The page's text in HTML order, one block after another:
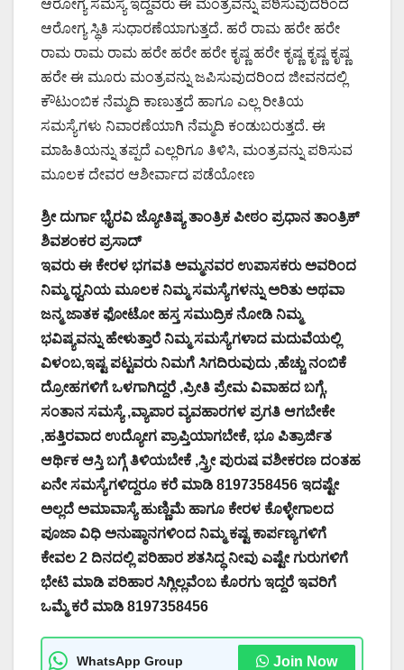
ಆರೋಗ್ಯ ಸಮಸ್ಯೆ ಇದ್ದವರು ಈ ಮಂತ್ರವನ್ನು ಪಠಿಸುವುದರಿಂದ
ಆರೋಗ್ಯ ಸ್ಥಿತಿ ಸುಧಾರಣೆಯಾಗುತ್ತದೆ. ಹರೆ ರಾಮ ಹರೇ ಹರೇ
ರಾಮ ರಾಮ ರಾಮ ಹರೇ ಹರೇ ಹರೇ ಕೃಷ್ಣ ಹರೇ ಕೃಷ್ಣ ಕೃಷ್ಣ ಕೃಷ್ಣ
ಹರೇ ಈ ಮೂರು ಮಂತ್ರವನ್ನು ಜಪಿಸುವುದರಿಂದ ಜೀವನದಲ್ಲಿ
ಕೌಟುಂಬಿಕ ನೆಮ್ಮದಿ ಕಾಣುತ್ತದೆ ಹಾಗೂ ಎಲ್ಲ ರೀತಿಯ
ಸಮಸ್ಯೆಗಳು ನಿವಾರಣೆಯಾಗಿ ನೆಮ್ಮದಿ ಕಂಡುಬರುತ್ತದೆ. ಈ
ಮಾಹಿತಿಯನ್ನು ತಪ್ಪದೆ ಎಲ್ಲರಿಗೂ ತಿಳಿಸಿ, ಮಂತ್ರವನ್ನು ಪಠಿಸುವ
ಮೂಲಕ ದೇವರ ಆಶೀರ್ವಾದ ಪಡೆಯೋಣ
ಶ್ರೀ ದುರ್ಗಾ ಭೈರವಿ ಜ್ಯೋತಿಷ್ಯ ತಾಂತ್ರಿಕ ಪೀಠಂ ಪ್ರಧಾನ ತಾಂತ್ರಿಕ್
ಶಿವಶಂಕರ ಪ್ರಸಾದ್
ಇವರು ಈ ಕೇರಳ ಭಗವತಿ ಅಮ್ಮನವರ ಉಪಾಸಕರು ಅವರಿಂದ
ನಿಮ್ಮ ಧ್ವನಿಯ ಮೂಲಕ ನಿಮ್ಮ ಸಮಸ್ಯೆಗಳನ್ನು ಅರಿತು ಅಥವಾ
ಜನ್ಮ ಜಾತಕ ಫೋಟೋ ಹಸ್ತ ಸಮುದ್ರಿಕ ನೋಡಿ ನಿಮ್ಮ
ಭವಿಷ್ಯವನ್ನು ಹೇಳುತ್ತಾರೆ ನಿಮ್ಮ ಸಮಸ್ಯೆಗಳಾದ ಮದುವೆಯಲ್ಲಿ
ವಿಳಂಬ,ಇಷ್ಟ ಪಟ್ಟವರು ನಿಮಗೆ ಸಿಗದಿರುವುದು ,ಹೆಚ್ಚು ನಂಬಿಕೆ
ದ್ರೋಹಗಳಿಗೆ ಒಳಗಾಗಿದ್ದರೆ ,ಪ್ರೀತಿ ಪ್ರೇಮ ವಿವಾಹದ ಬಗ್ಗೆ,
ಸಂತಾನ ಸಮಸ್ಯೆ ,ವ್ಯಾಪಾರ ವ್ಯವಹಾರಗಳ ಪ್ರಗತಿ ಆಗಬೇಕೇ
,ಹತ್ತಿರವಾದ ಉದ್ಯೋಗ ಪ್ರಾಪ್ತಿಯಾಗಬೇಕೆ, ಭೂ ಪಿತ್ರಾರ್ಜಿತ
ಆರ್ಥಿಕ ಆಸ್ತಿ ಬಗ್ಗೆ ತಿಳಿಯಬೇಕೆ ,ಸ್ತ್ರೀ ಪುರುಷ ವಶೀಕರಣ ದಂತಹ
ಏನೇ ಸಮಸ್ಯೆಗಳಿದ್ದರೂ ಕರೆ ಮಾಡಿ 8197358456 ಇದಷ್ಟೇ
ಅಲ್ಲದೆ ಅಮಾವಾಸ್ಯೆ ಹುಣ್ಣಿಮೆ ಹಾಗೂ ಕೇರಳ ಕೊಳ್ಳೇಗಾಲದ
ಪೂಜಾ ವಿಧಿ ಅನುಷ್ಠಾನಗಳಿಂದ ನಿಮ್ಮ ಕಷ್ಟ ಕಾರ್ಪಣ್ಯಗಳಿಗೆ
ಕೇವಲ 2 ದಿನದಲ್ಲಿ ಪರಿಹಾರ ಶತಸಿದ್ಧ ನೀವು ಎಷ್ಟೇ ಗುರುಗಳಿಗೆ
ಭೇಟಿ ಮಾಡಿ ಪರಿಹಾರ ಸಿಗ್ಲಿಲ್ಲವೆಂಬ ಕೊರಗು ಇದ್ದರೆ ಇವರಿಗೆ
ಒಮ್ಮೆ ಕರೆ ಮಾಡಿ 8197358456
WhatsApp Group Join Now